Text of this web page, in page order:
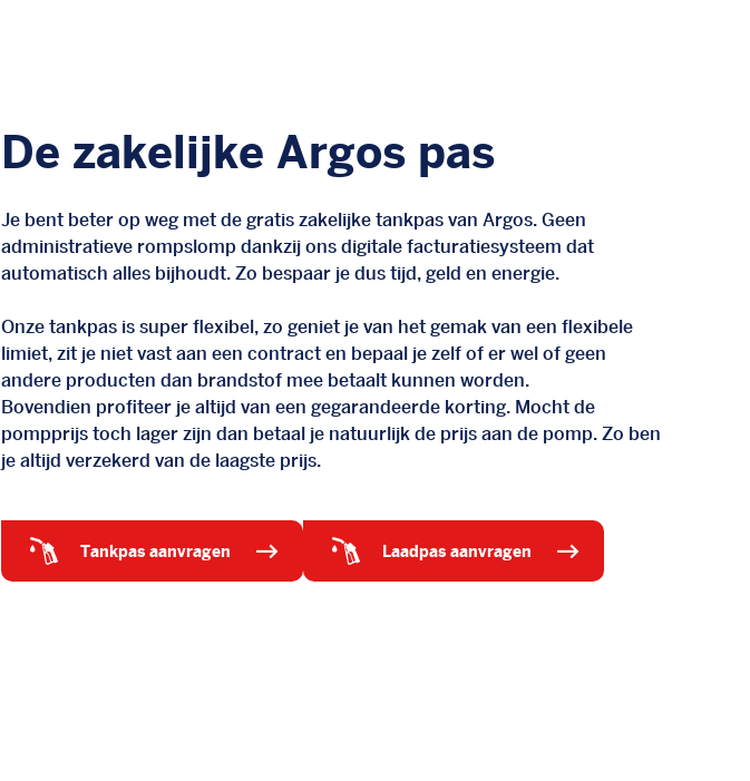
De zakelijke Argos pas
Je bent beter op weg met de gratis zakelijke tankpas van Argos. Geen
administratieve rompslomp dankzij ons digitale facturatiesysteem dat
automatisch alles bijhoudt. Zo bespaar je dus tijd, geld en energie.
Onze tankpas is super flexibel, zo geniet je van het gemak van een flexibele
limiet, zit je niet vast aan een contract en bepaal je zelf of er wel of geen
andere producten dan brandstof mee betaalt kunnen worden.
Bovendien profiteer je altijd van een gegarandeerde korting. Mocht de
pompprijs toch lager zijn dan betaal je natuurlijk de prijs aan de pomp. Zo ben
je altijd verzekerd van de laagste prijs.
tankpas aanvragen laadpas aanvragen